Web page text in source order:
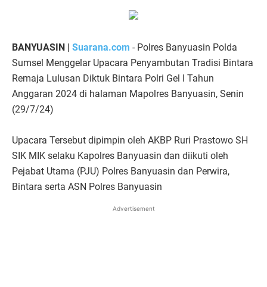
BANYUASIN | Suarana.com - Polres Banyuasin Polda
Sumsel Menggelar Upacara Penyambutan Tradisi Bintara
Remaja Lulusan Diktuk Bintara Polri Gel I Tahun
Anggaran 2024 di halaman Mapolres Banyuasin, Senin
(29/7/24)
Upacara Tersebut dipimpin oleh AKBP Ruri Prastowo SH
SIK MIK selaku Kapolres Banyuasin dan diikuti oleh
Pejabat Utama (PJU) Polres Banyuasin dan Perwira,
Bintara serta ASN Polres Banyuasin
Advertisement